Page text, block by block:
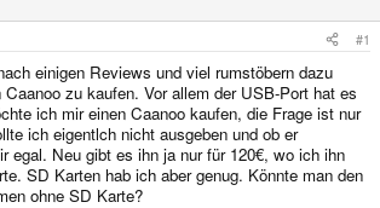
#1
einigen Reviews und viel rumstöbern dazu
zu kaufen. Vor allem der USB-Port hat es
ich mir einen Caanoo kaufen, die Frage ist nur
ich eigentlch nicht ausgeben und ob er
egal. Neu gibt es ihn ja nur für 120€, wo ich ihn
SD Karten hab ich aber genug. Könnte man den
ohne SD Karte?